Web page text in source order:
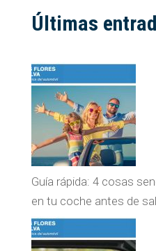
Últimas
Guía rápida: 4 cosas
en tu coche antes de